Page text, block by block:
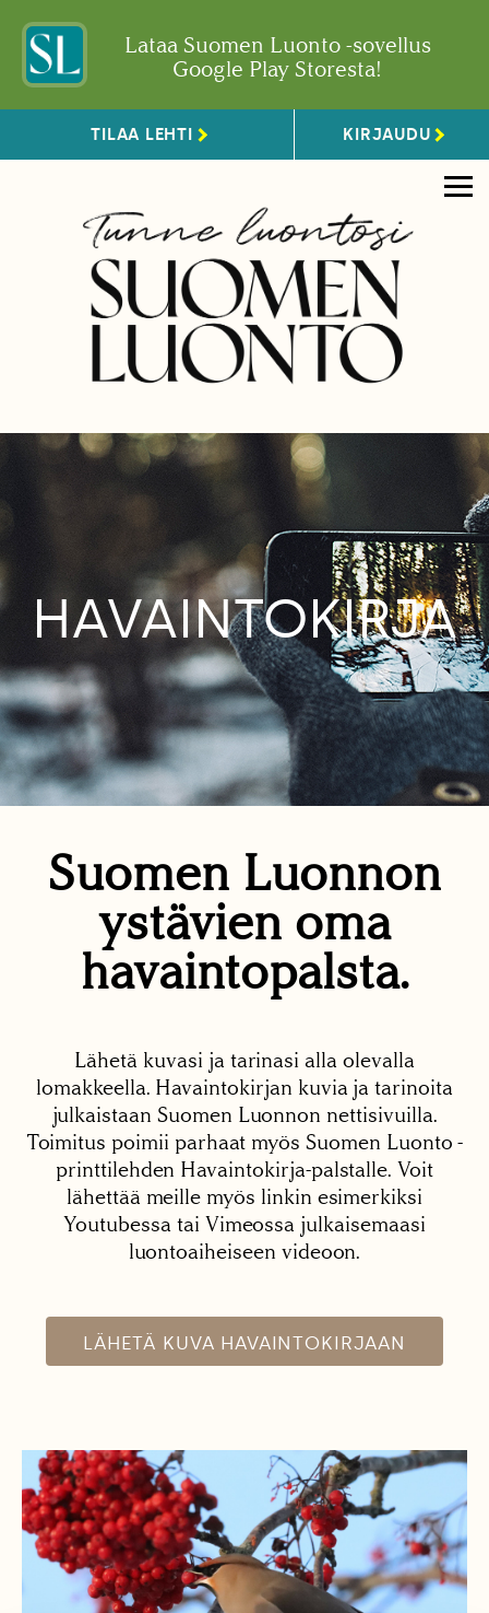
Lataa Suomen Luonto -sovellus
Google Play Storesta!
TILAA LEHTI KIRJAUDU
HAVAINTOKIRJA
Suomen Luonnon
ystävien oma
havaintopalsta.
Lähetä kuvasi ja tarinasi alla olevalla
lomakkeella. Havaintokirjan kuvia ja tarinoita
julkaistaan Suomen Luonnon nettisivuilla.
Toimitus poimii parhaat myös Suomen Luonto -
printtilehden Havaintokirja-palstalle. Voit
lähettää meille myös linkin esimerkiksi
Youtubessa tai Vimeossa julkaisemaasi
luontoaiheiseen videoon.
LÄHETÄ KUVA HAVAINTOKIRJAAN